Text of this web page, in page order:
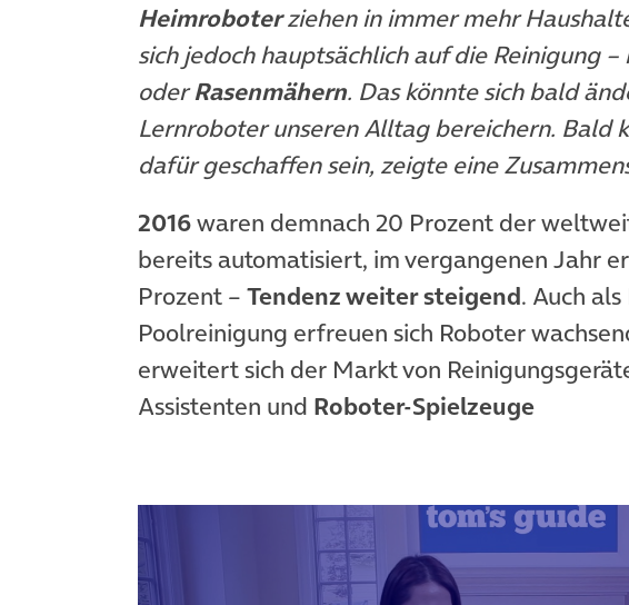
Heimroboterziehen in immer mehr
sich jedoch hauptsächlich auf die Reinigung –
oderRasenmähern. Das könnte sich bald
Lernroboter unseren Alltag bereichern. Bald
dafür geschaffen sein, zeigte eine
2016waren demnach 20 Prozent der
bereits automatisiert, im vergangenen Jahr
Prozent – Tendenz weiter steigend. Auch
Poolreinigung erfreuen sich Roboter
erweitert sich der Markt von
Assistenten und Roboter-Spielzeuge